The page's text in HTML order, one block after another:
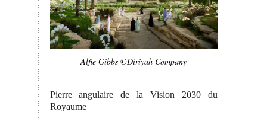
Alfie Gibbs ©Diriyah Company
Pierre angulaire de la Vision 2030 du
Royaume